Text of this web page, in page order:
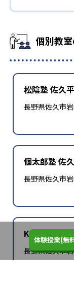
個別教
松陰塾 佐久
長野県佐久市
個太郎塾 佐
長野県佐久市
KATEKYO学
長野県佐久市
体験授業(無